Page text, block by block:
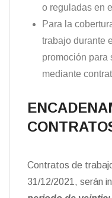
o reguladas en
Para la
trabajo durante
promoción para
mediante
Contratos de
31/12/2021, serán